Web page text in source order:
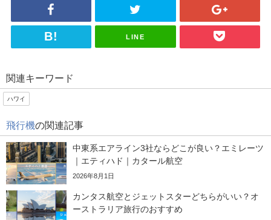
LINE
関連キーワード
ハワイ
飛行機の関連記事
中東系エアライン3社ならどこが良い？エミレーツ
｜エティハド｜カタール航空
2026年8月1日
カンタス航空とジェットスターどちらがいい？オ
ーストラリア旅行のおすすめ